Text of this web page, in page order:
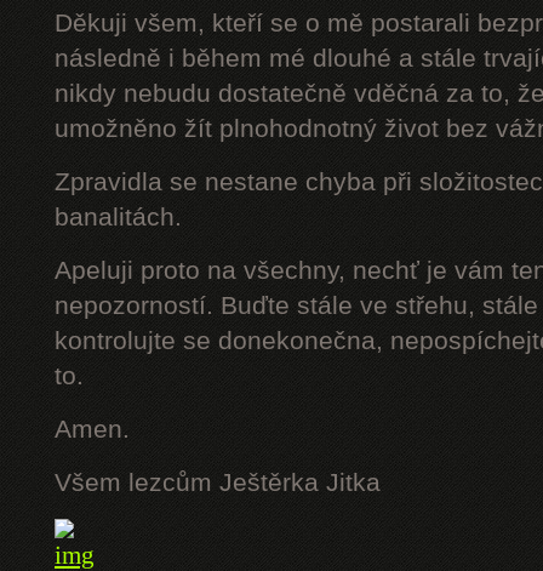
Děkuji všem, kteří se o mě postarali
následně i během mé dlouhé a stále
nikdy nebudu dostatečně vděčná za to,
umožněno žít plnohodnotný život bez
Zpravidla se nestane chyba při
banalitách.
Apeluji proto na všechny, nechť je vám
nepozorností. Buďte stále ve střehu,
kontrolujte se donekonečna,
to.
Amen.
Všem lezcům Ještěrka Jitka